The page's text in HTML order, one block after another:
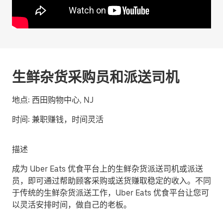
生鲜杂货采购员和派送司机
地点: 西田购物中心, NJ
时间: 兼职赚钱，时间灵活
描述
成为 Uber Eats 优食平台上的生鲜杂货派送司机或派送
员，即可通过帮助顾客采购或送货赚取稳定的收入。不同
于传统的生鲜杂货派送工作，Uber Eats 优食平台让您可
以灵活安排时间，做自己的老板。